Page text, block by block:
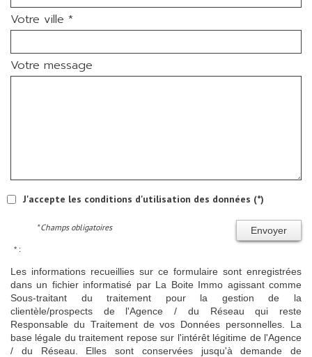
Votre ville *
Votre message
J'accepte les conditions d'utilisation des données (*)
Envoyer
* Champs obligatoires
* :
Les informations recueillies sur ce formulaire sont enregistrées
dans un fichier informatisé par La Boite Immo agissant comme
Sous-traitant du traitement pour la gestion de la
clientèle/prospects de l'Agence / du Réseau qui reste
Responsable du Traitement de vos Données personnelles. La
base légale du traitement repose sur l'intérêt légitime de l'Agence
/ du Réseau. Elles sont conservées jusqu'à demande de